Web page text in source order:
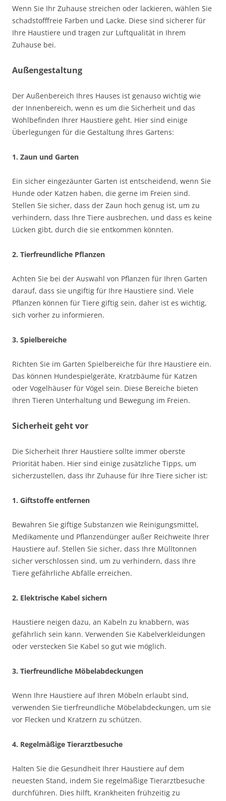
Wenn Sie Ihr Zuhause streichen oder lackieren, wählen Sie
schadstofffreie Farben und Lacke. Diese sind sicherer für
Ihre Haustiere und tragen zur Luftqualität in Ihrem
Zuhause bei.
Außengestaltung
Der Außenbereich Ihres Hauses ist genauso wichtig wie
der Innenbereich, wenn es um die Sicherheit und das
Wohlbefinden Ihrer Haustiere geht. Hier sind einige
Überlegungen für die Gestaltung Ihres Gartens:
1. Zaun und Garten
Ein sicher eingezäunter Garten ist entscheidend, wenn Sie
Hunde oder Katzen haben, die gerne im Freien sind.
Stellen Sie sicher, dass der Zaun hoch genug ist, um zu
verhindern, dass Ihre Tiere ausbrechen, und dass es keine
Lücken gibt, durch die sie entkommen könnten.
2. Tierfreundliche Pflanzen
Achten Sie bei der Auswahl von Pflanzen für Ihren Garten
darauf, dass sie ungiftig für Ihre Haustiere sind. Viele
Pflanzen können für Tiere giftig sein, daher ist es wichtig,
sich vorher zu informieren.
3. Spielbereiche
Richten Sie im Garten Spielbereiche für Ihre Haustiere ein.
Das können Hundespielgeräte, Kratzbäume für Katzen
oder Vogelhäuser für Vögel sein. Diese Bereiche bieten
Ihren Tieren Unterhaltung und Bewegung im Freien.
Sicherheit geht vor
Die Sicherheit Ihrer Haustiere sollte immer oberste
Priorität haben. Hier sind einige zusätzliche Tipps, um
sicherzustellen, dass Ihr Zuhause für Ihre Tiere sicher ist:
1. Giftstoffe entfernen
Bewahren Sie giftige Substanzen wie Reinigungsmittel,
Medikamente und Pflanzendünger außer Reichweite Ihrer
Haustiere auf. Stellen Sie sicher, dass Ihre Mülltonnen
sicher verschlossen sind, um zu verhindern, dass Ihre
Tiere gefährliche Abfälle erreichen.
2. Elektrische Kabel sichern
Haustiere neigen dazu, an Kabeln zu knabbern, was
gefährlich sein kann. Verwenden Sie Kabelverkleidungen
oder verstecken Sie Kabel so gut wie möglich.
3. Tierfreundliche Möbelabdeckungen
Wenn Ihre Haustiere auf Ihren Möbeln erlaubt sind,
verwenden Sie tierfreundliche Möbelabdeckungen, um sie
vor Flecken und Kratzern zu schützen.
4. Regelmäßige Tierarztbesuche
Halten Sie die Gesundheit Ihrer Haustiere auf dem
neuesten Stand, indem Sie regelmäßige Tierarztbesuche
durchführen. Dies hilft, Krankheiten frühzeitig zu